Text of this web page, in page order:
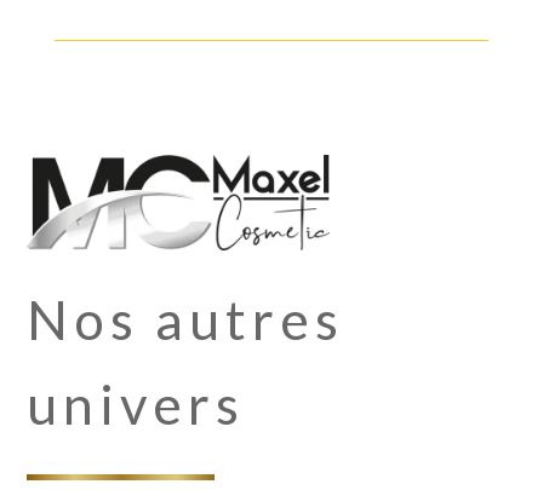
Nos autres
univers